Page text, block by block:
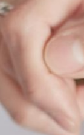
Team
Diensten
Tips
Contact